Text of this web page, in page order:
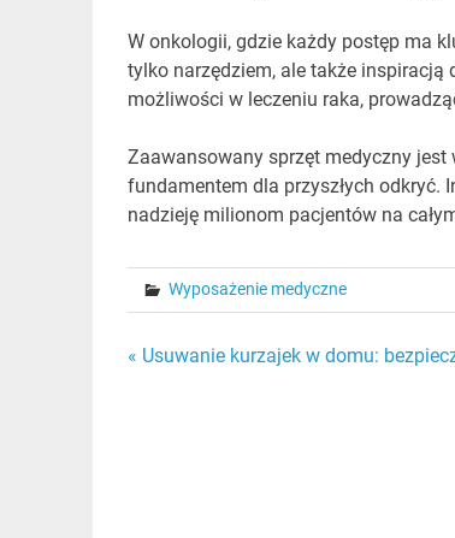
W onkologii, gdzie każdy postęp ma
tylko narzędziem, ale także
możliwości w leczeniu raka,
Zaawansowany sprzęt medyczny
fundamentem dla przyszłych odkryć.
nadzieję milionom pacjentów na
Wyposażenie medyczne
Nawigacja
« Usuwanie kurzajek w domu: